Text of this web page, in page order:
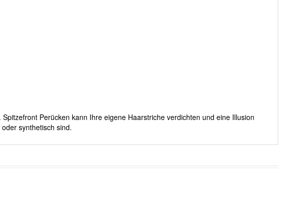
Perücken kann Ihre eigene Haarstriche verdichten und eine Illusion
synthetisch sind.